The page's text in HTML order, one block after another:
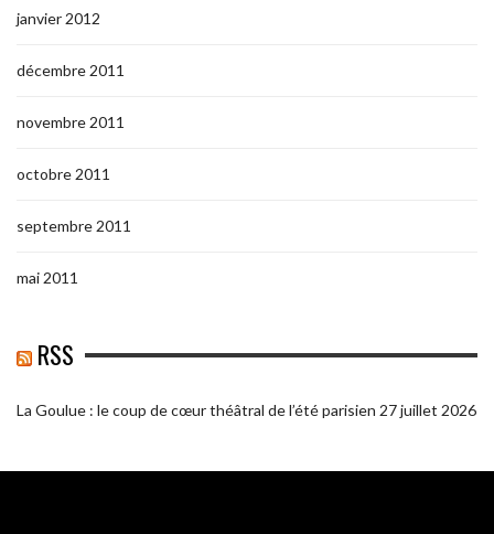
janvier 2012
décembre 2011
novembre 2011
octobre 2011
septembre 2011
mai 2011
RSS
La Goulue : le coup de cœur théâtral de l’été parisien 27 juillet 2026